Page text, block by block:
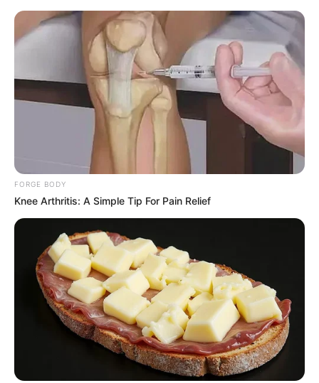
ΣΠΑΜΕ ΤΟ ΜΑΤΡΙΞ – ΤΟ ΒΙΒΛΙΟ
FORGE BODY
Knee Arthritis: A Simple Tip For Pain Relief